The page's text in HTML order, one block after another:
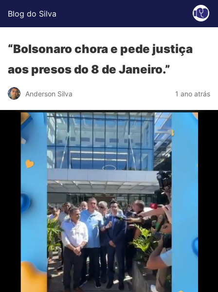
Blog do Silva
“Bolsonaro chora e pede justiça
aos presos do 8 de Janeiro.”
Anderson Silva 1 ano atrás